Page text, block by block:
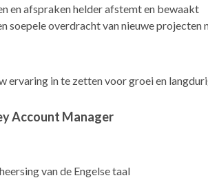
en afspraken helder afstemt en bewaakt
soepele overdracht van nieuwe projecten
ervaring in te zetten voor groei en
Account Manager
van de Engelse taal